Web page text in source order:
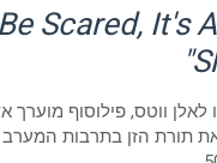
Scared, It's
לאלן ווטס, פילוסוף מוערך
תורת הזן בתרבות